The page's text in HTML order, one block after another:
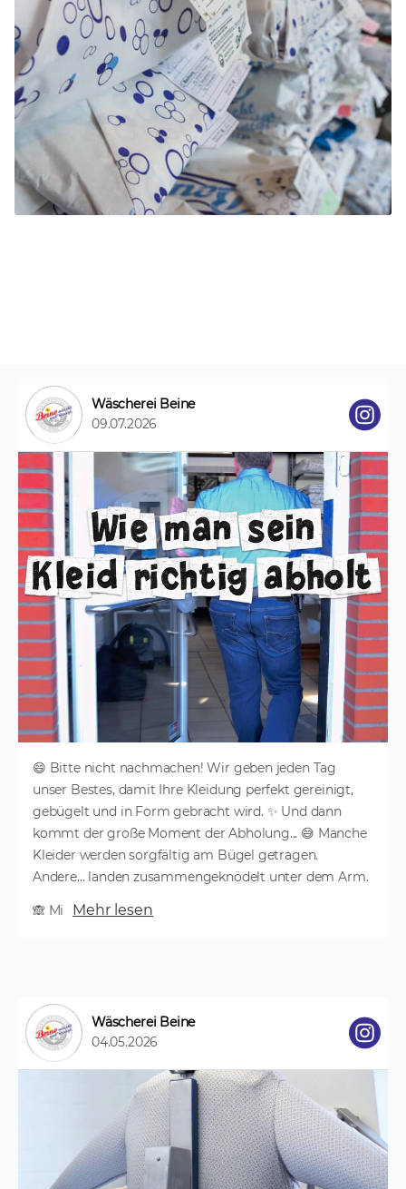
Wäscherei Beine
09.07.2026
😄 Bitte nicht nachmachen! Wir geben jeden Tag
unser Bestes, damit Ihre Kleidung perfekt gereinigt,
gebügelt und in Form gebracht wird. ✨ Und dann
kommt der große Moment der Abholung... 😅 Manche
Kleider werden sorgfältig am Bügel getragen.
Andere... landen zusammengeknödelt unter dem Arm.
🙈 Mi Mehr lesen
Wäscherei Beine
04.05.2026